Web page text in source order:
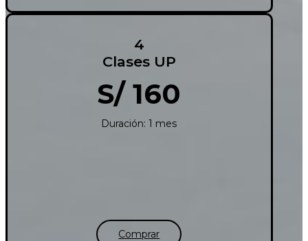
4
Clases UP
S/ 160
Duración: 1 mes
Comprar